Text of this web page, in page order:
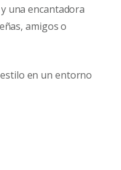
y una encantadora
amigos o
en un entorno